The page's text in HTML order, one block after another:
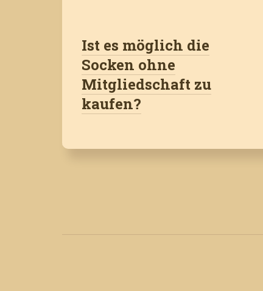
Ist es möglich die
Socken ohne
Mitgliedschaft zu
kaufen?